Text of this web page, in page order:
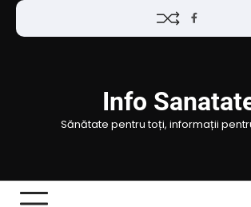
Skip
Facebook
Info
Sănătate pentru toți, informații